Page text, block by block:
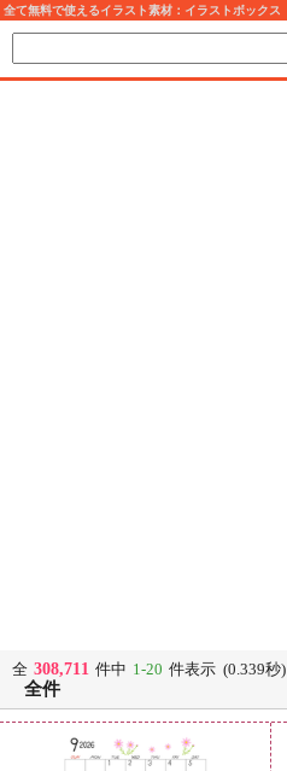
全て無料で使えるイラスト素材：イラストボックス
全 308,711 件中 1-20 件表示 (0.339秒)
全件